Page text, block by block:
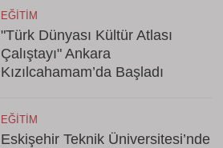
EĞITIM
"Türk Dünyası Kültür Atlası
Çalıştayı" Ankara
Kızılcahamam’da Başladı
EĞITIM
Eskişehir Teknik Üniversitesi’nde